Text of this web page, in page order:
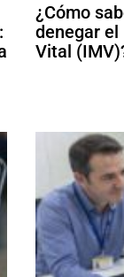
¿Cómo
denegar
Vital